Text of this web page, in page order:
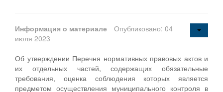
Информация о материале
Опубликовано: 04
июля 2023
Об утверждении Перечня нормативных правовых актов и
их отдельных частей, содержащих обязательные
требования, оценка соблюдения которых является
предметом осуществления муниципального контроля в